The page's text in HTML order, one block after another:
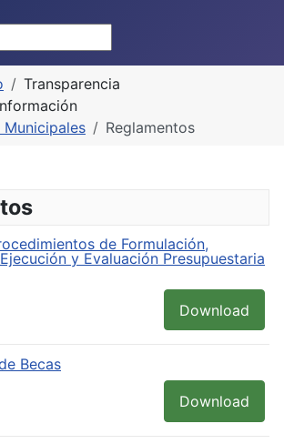
Transparencia
Municipales
Reglamentos
de Formulación,
y Evaluación Presupuestaria
Download
Becas
Download